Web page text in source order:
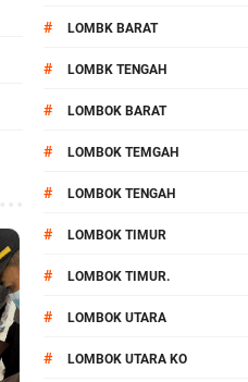
# LOMBK BARAT
# LOMBK TENGAH
# LOMBOK BARAT
# LOMBOK TEMGAH
# LOMBOK TENGAH
# LOMBOK TIMUR
# LOMBOK TIMUR.
# LOMBOK UTARA
# LOMBOK UTARA KO